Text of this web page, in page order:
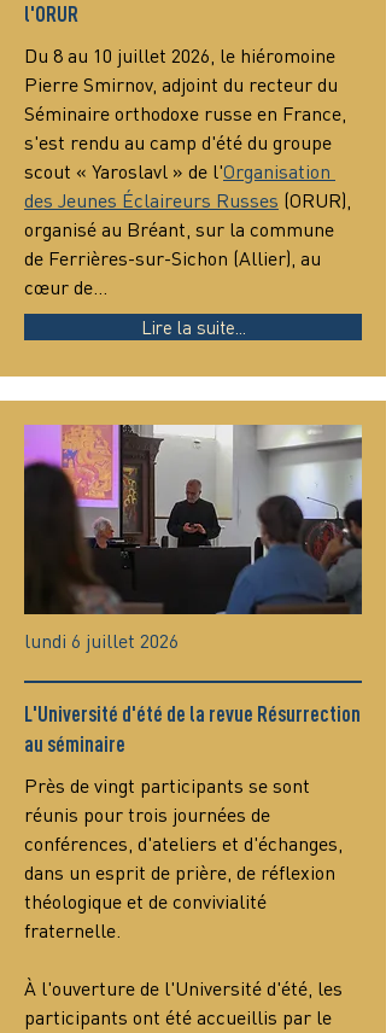
l'ORUR
Du 8 au 10 juillet 2026, le hiéromoine
Pierre Smirnov, adjoint du recteur du
Séminaire orthodoxe russe en France,
s'est rendu au camp d'été du groupe
scout « Yaroslavl » de l'Organisation
des Jeunes Éclaireurs Russes (ORUR),
organisé au Bréant, sur la commune
de Ferrières-sur-Sichon (Allier), au
cœur de…
Lire la suite...
lundi 6 juillet 2026
L'Université d'été de la revue Résurrection
au séminaire
Près de vingt participants se sont
réunis pour trois journées de
conférences, d'ateliers et d'échanges,
dans un esprit de prière, de réflexion
théologique et de convivialité
fraternelle.
À l'ouverture de l'Université d'été, les
participants ont été accueillis par le